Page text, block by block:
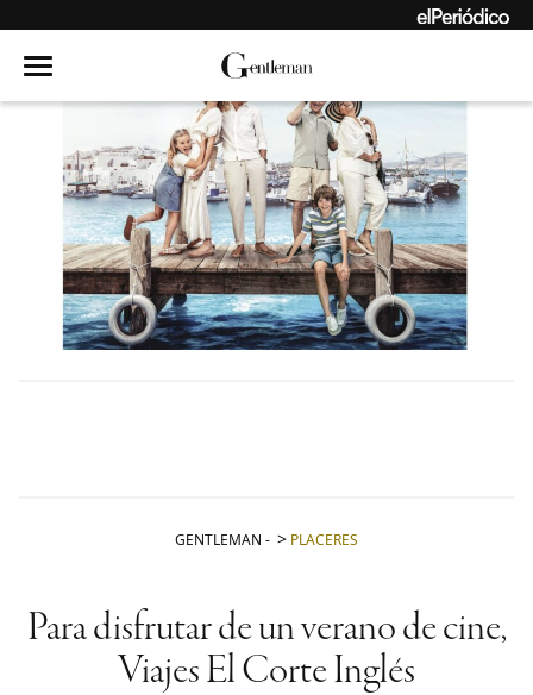
GENTLEMAN - PLACERES
Para disfrutar de un verano de cine,
Viajes El Corte Inglés